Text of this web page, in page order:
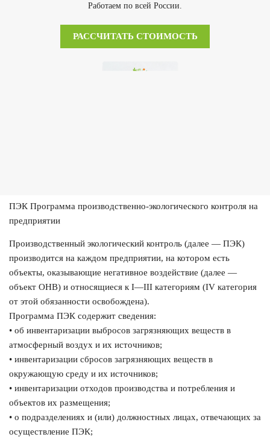
Работаем по всей России.
РАССЧИТАТЬ СТОИМОСТЬ
ПЭК Программа производственно-экологического контроля на
предприятии
Производственный экологический контроль (далее — ПЭК)
производится на каждом предприятии, на котором есть
объекты, оказывающие негативное воздействие (далее —
объект ОНВ) и относящиеся к I—III категориям (IV категория
от этой обязанности освобождена).
Программа ПЭК содержит сведения:
• об инвентаризации выбросов загрязняющих веществ в
атмосферный воздух и их источников;
• инвентаризации сбросов загрязняющих веществ в
окружающую среду и их источников;
• инвентаризации отходов производства и потребления и
объектов их размещения;
• о подразделениях и (или) должностных лицах, отвечающих за
осуществление ПЭК;